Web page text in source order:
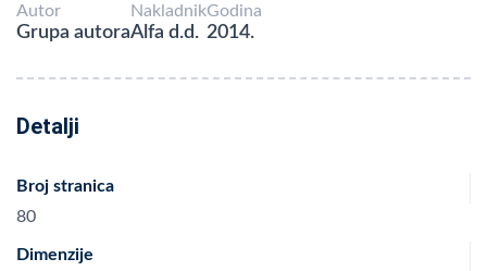
Autor
Grupa autora
Nakladnik
Alfa d.d.
Godina
2014.
Detalji
Broj stranica
80
Dimenzije